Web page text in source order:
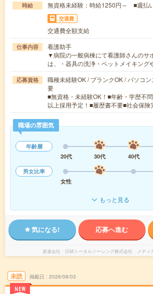
時給 無資格未経験：時給1250円～ ■週払
交通費
交通費全額支給
仕事内容
看護助手
▼病院の一般病棟にて看護師さんのサ
は、・器具の洗浄・ベットメイキン
応募資格
職種未経験OK / ブランクOK / パソコ
要
■無資格・未経験OK！■年齢・学歴不
以上採用予定！■履歴書不要■社会保
職場の雰囲気
年齢層
20代
30代 40代
男女比率
女性
もっと見る
気になる! 応募へ進む
派遣会社 日研トータルソーシング株式会社 メディ
未読
NEW
掲載日 2026/08/03